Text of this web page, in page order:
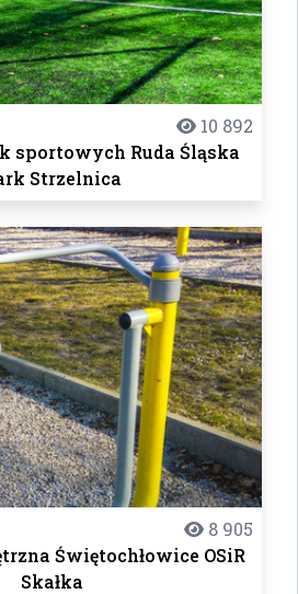
10 892
sportowych Ruda Śląska
Strzelnica
8 905
Świętochłowice OSiR
Skałka